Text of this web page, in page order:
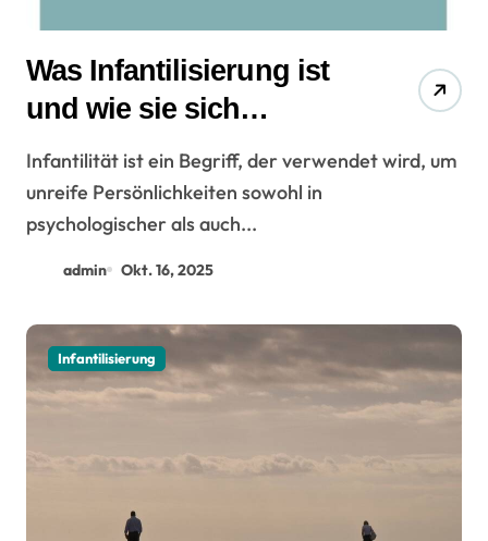
Was Infantilisierung ist
und wie sie sich
auswirkt?
Infantilität ist ein Begriff, der verwendet wird, um
unreife Persönlichkeiten sowohl in
psychologischer als auch...
admin Okt. 16, 2025
Infantilisierung